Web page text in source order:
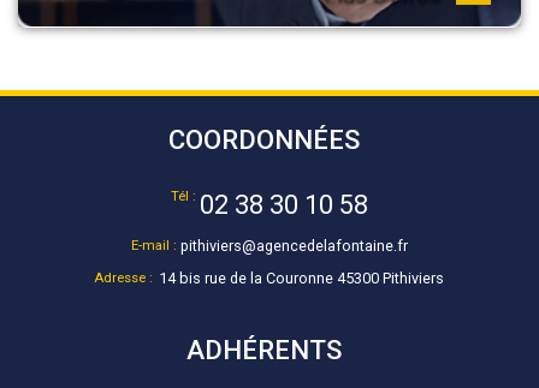
COORDONNÉES
Tél : 02 38 30 10 58
E-mail : pithiviers@agencedelafontaine.fr
Adresse : 14 bis rue de la Couronne 45300 Pithiviers
ADHÉRENTS